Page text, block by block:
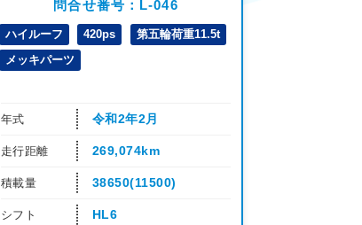
問合せ番号：L-046
ハイルーフ 420ps
第五輪荷重11.5t
メッキパーツ
年式 令和2年2月
走行距離 269,074km
積載量 38650(11500)
シフト HL6